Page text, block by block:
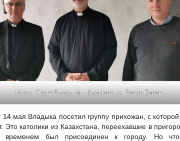
Монс. Януш Блаут, еп. Клеменс, о. Зенон Генец
14 мая Владыка посетил группу прихожан, с
Это католики из Казахстана, переехавшие в
временем был присоединен к городу. Но